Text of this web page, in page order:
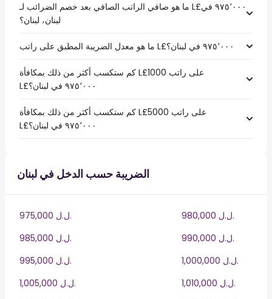
ما هو صافي الراتب الصافي بعد خصم الضرائب لـ L£‏٩٧٥٬٠٠٠ في
لبنان، لبنان؟
كم ستكسب أكثر من ذلك بمكافأة L£1000 على راتب
كم ستكسب أكثر من ذلك بمكافأة L£5000 على راتب
الضريبة حسب الدخل في لبنان
975,000 ل.ل.‎
980,000 ل.ل.‎
985,000 ل.ل.‎
990,000 ل.ل.‎
995,000 ل.ل.‎
1,000,000 ل.ل.‎
1,005,000 ل.ل.‎
1,010,000 ل.ل.‎